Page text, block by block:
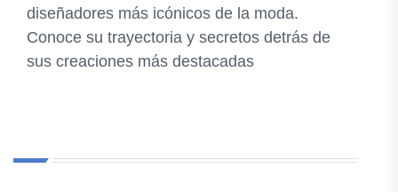
diseñadores más icónicos de la moda.
Conoce su trayectoria y secretos detrás de
sus creaciones más destacadas